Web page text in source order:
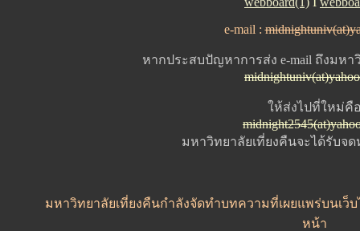
e-mail :
หากประสบปัญหาการส่ง e-mail ถึงมหา
ให้ส่งไปที่ใหม่คื
มหาวิทยาลัยเที่ยงคืนจะได้รับจ
มหาวิทยาลัยเที่ยงคืนกำลังจัดทำบทความที่เผยแพร่บนเว็บ
หน้า